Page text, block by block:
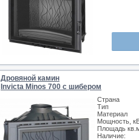
Дровяной камин
Invicta Minos 700 с шибером
Страна
Тип
Материал
Мощность,
Площадь
Наличие: